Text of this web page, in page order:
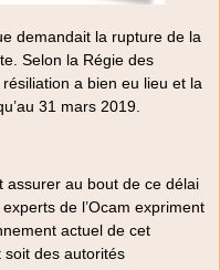
demandait la rupture de la
Selon la Régie des
a bien eu lieu et la
31 mars 2019.
assurer au bout de ce délai
de l’Ocam expriment
actuel de cet
soit des autorités